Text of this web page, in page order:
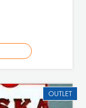
OUTLET